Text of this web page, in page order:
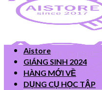
Aistore
GIÁNG SINH 2024
HÀNG MỚI VỀ
DỤNG CỤ HỌC TẬP